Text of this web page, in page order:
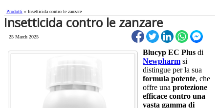
Prodotti » Insetticida contro le zanzare
Insetticida contro le zanzare
25 March 2025
Blucyp EC Plus di
Newpharm si
distingue per la sua
formula potente, che
offre una protezione
efficace contro una
vasta gamma di